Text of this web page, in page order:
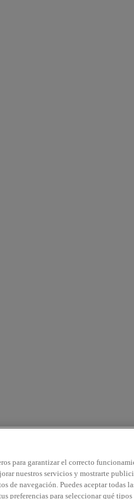
para garantizar el correcto
nuestros servicios y mostrarte
de navegación. Puedes aceptar todas
preferencias para seleccionar qué tipos